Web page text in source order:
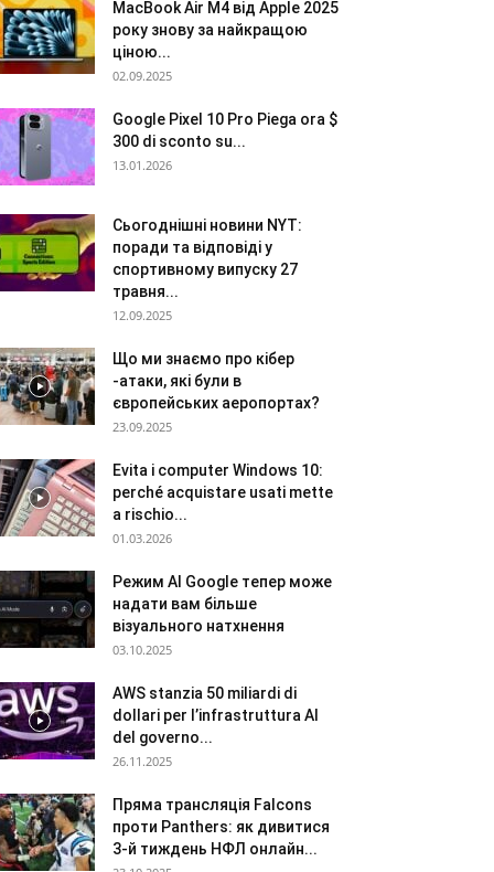
MacBook Air M4 від Apple 2025
року знову за найкращою
ціною...
02.09.2025
Google Pixel 10 Pro Piega ora $
300 di sconto su...
13.01.2026
Сьогоднішні новини NYT:
поради та відповіді у
спортивному випуску 27
травня...
12.09.2025
Що ми знаємо про кібер
-атаки, які були в
європейських аеропортах?
23.09.2025
Evita i computer Windows 10:
perché acquistare usati mette
a rischio...
01.03.2026
Режим AI Google тепер може
надати вам більше
візуального натхнення
03.10.2025
AWS stanzia 50 miliardi di
dollari per l’infrastruttura AI
del governo...
26.11.2025
Пряма трансляція Falcons
проти Panthers: як дивитися
3-й тиждень НФЛ онлайн...